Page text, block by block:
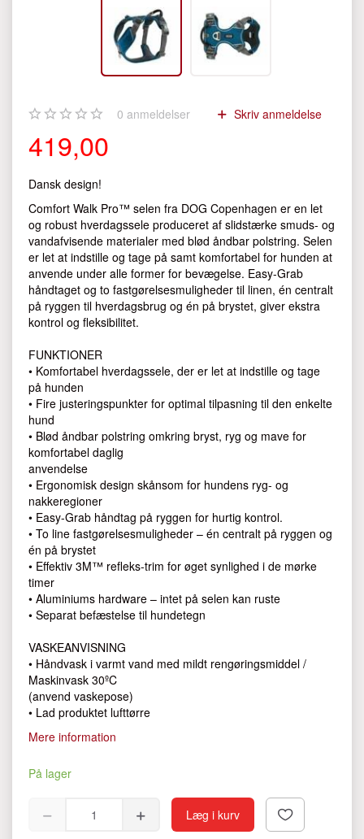
0 anmeldelser Skriv anmeldelse
419,00
Dansk design!
Comfort Walk Pro™ selen fra DOG Copenhagen er en let
og robust hverdagssele produceret af slidstærke smuds- og
vandafvisende materialer med blød åndbar polstring. Selen
er let at indstille og tage på samt komfortabel for hunden at
anvende under alle former for bevægelse. Easy-Grab
håndtaget og to fastgørelsesmuligheder til linen, én centralt
på ryggen til hverdagsbrug og én på brystet, giver ekstra
kontrol og fleksibilitet.
FUNKTIONER
• Komfortabel hverdagssele, der er let at indstille og tage
på hunden
• Fire justeringspunkter for optimal tilpasning til den enkelte
hund
• Blød åndbar polstring omkring bryst, ryg og mave for
komfortabel daglig
anvendelse
• Ergonomisk design skånsom for hundens ryg- og
nakkeregioner
• Easy-Grab håndtag på ryggen for hurtig kontrol.
• To line fastgørelsesmuligheder – én centralt på ryggen og
én på brystet
• Effektiv 3M™ refleks-trim for øget synlighed i de mørke
timer
• Aluminiums hardware – intet på selen kan ruste
• Separat befæstelse til hundetegn
VASKEANVISNING
• Håndvask i varmt vand med mildt rengøringsmiddel /
Maskinvask 30ºC
(anvend vaskepose)
• Lad produktet lufttørre
Mere information
På lager
Læg i kurv